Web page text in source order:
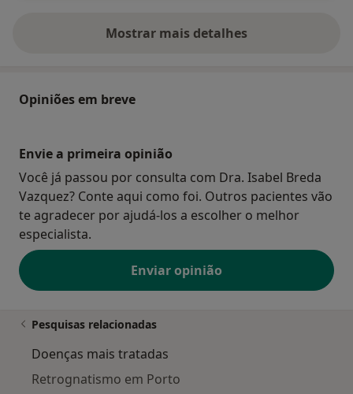
Mostrar mais detalhes
sobre o endereço
Opiniões em breve
Envie a primeira opinião
Você já passou por consulta com Dra. Isabel Breda
Vazquez? Conte aqui como foi. Outros pacientes vão
te agradecer por ajudá-los a escolher o melhor
especialista.
Enviar opinião
Pesquisas relacionadas
Doenças mais tratadas
Retrognatismo em Porto